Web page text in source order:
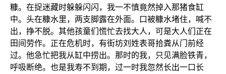
糠。在捉迷藏时躲躲闪闪，我一不慎竟然掉入那猪食缸
中。头在糠水里，两支脚露在外面。口被糠水堵住，喊不
出，挣不脱。其他孩童们慌忙去找大人，可是大人们正在
田间劳作。正在危机时，有街坊刘姓表哥拾粪从门前经
过。他急忙把我从缸中捞出。那时的我，只见满脸铁青，
呼吸断绝。也是我寿不到期，过一时我忽然长出一口长